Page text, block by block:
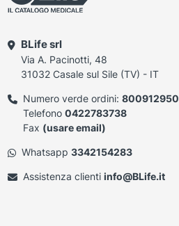
BLife srl
Via A. Pacinotti, 48
31032 Casale sul Sile (TV) - IT
Numero verde ordini: 800912950
Telefono 0422783738
Fax (usare email)
Whatsapp 3342154283
Assistenza clienti info@BLife.it